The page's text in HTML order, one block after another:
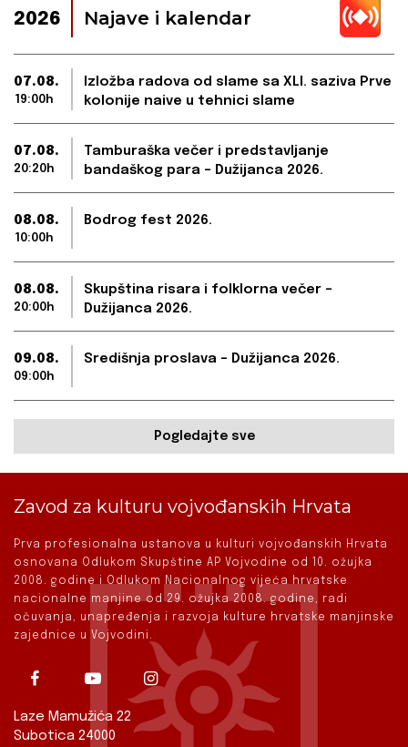
2026 Najave i kalendar
07.08.
19:00h
Izložba radova od slame sa XLI. saziva Prve
kolonije naive u tehnici slame
07.08.
20:20h
Tamburaška večer i predstavljanje
bandaškog para – Dužijanca 2026.
08.08.
10:00h
Bodrog fest 2026.
08.08.
20:00h
Skupština risara i folklorna večer –
Dužijanca 2026.
09.08.
09:00h
Središnja proslava – Dužijanca 2026.
Pogledajte sve
Zavod za kulturu vojvođanskih Hrvata
Prva profesionalna ustanova u kulturi vojvođanskih Hrvata
osnovana Odlukom Skupštine AP Vojvodine od 10. ožujka
2008. godine i Odlukom Nacionalnog vijeća hrvatske
nacionalne manjine od 29. ožujka 2008. godine, radi
očuvanja, unapređenja i razvoja kulture hrvatske manjinske
zajednice u Vojvodini.
Laze Mamužića 22
Subotica 24000